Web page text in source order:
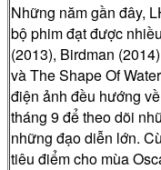
Những năm gần đây,
bộ phim đạt được
(2013), Birdman
và The Shape Of
điện ảnh đều hướng
tháng 9 để theo dõi
những đạo diễn lớn.
tiêu điểm cho mùa